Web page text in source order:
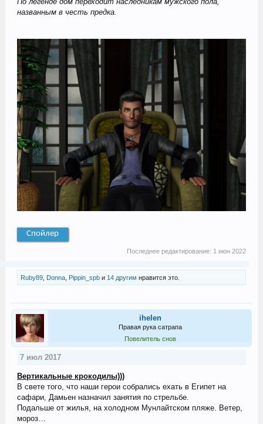
названным в честь предка.
Спойлер
Последнее редактирование: 1 июн 2022
Ruby89, Donna, Pippin_spbи 14 другим нравится это.
ihelen
Правая рука сатрапа
Повелитель снов
7 июл 2017
Вертикальные крокодилы)))
В свете того, что наши герои собрались ехать в Египет на
сафари, Дамьен назначил занятия по стрельбе.
Подальше от жилья, на холодном Мунлайтском пляже. Ветер,
мороз…